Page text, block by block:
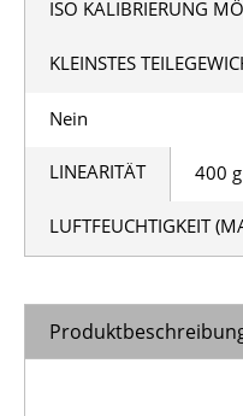
ISO KALIBRIERUNG
KLEINSTES
Nein
LINEARITÄT 400 g
LUFTFEUCHTIGKEIT